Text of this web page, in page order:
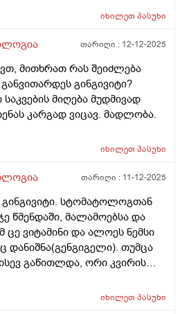
იხილეთპასუხი
თარიღი : 12-12-2025
მითხრათ რას შეიძლება
გინგივიტი?
საკვების მიღება მუდმივად
კარგად ვიცავ. მადლობა.
იხილეთპასუხი
თარიღი : 11-12-2025
გინგივიტი. სტომატოლოგთან
წმენდაში, მალამოებსა და
ცე ვიტამინი და ალოეს ნემსი
დანიშნა(გენგიგელი). თუმცა
გაწითლდა, ორი კვირის
იხილეთპასუხი